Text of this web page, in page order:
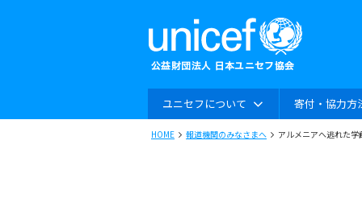
ユニセフについて 寄付・協力方
HOME 報道機関のみなさまへ アルメニアへ逃れた